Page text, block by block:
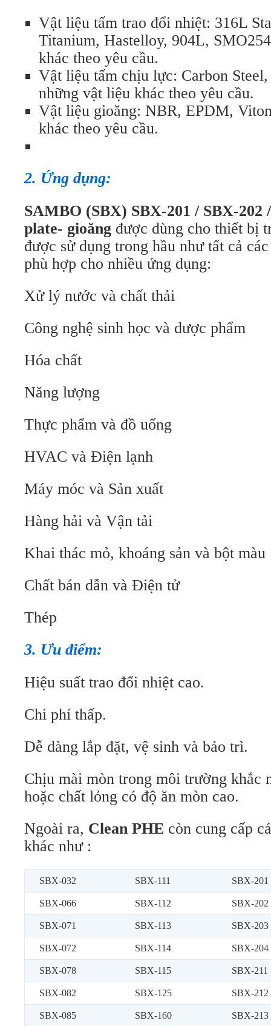
Vật liệu tấm trao đổi nhiệt: 316L
Titanium, Hastelloy, 904L,
khác theo yêu cầu.
Vật liệu tấm chịu lực: Carbon Steel,
những vật liệu khác theo yêu cầu.
Vật liệu gioăng: NBR, EPDM,
khác theo yêu cầu.
2. Ứng dụng:
SAMBO (SBX) SBX-201 / SBX-202
plate- gioăng được dùng cho thiết bị
được sử dụng trong hầu như tất cả
phù hợp cho nhiều ứng dụng:
Xử lý nước và chất thải
Công nghệ sinh học và dược phẩm
Hóa chất
Năng lượng
Thực phẩm và đồ uống
HVAC và Điện lạnh
Máy móc và Sản xuất
Hàng hải và Vận tải
Khai thác mỏ, khoáng sản và bột màu
Chất bán dẫn và Điện tử
Thép
3. Ưu điểm:
Hiệu suất trao đổi nhiệt cao.
Chi phí thấp.
Dễ dàng lắp đặt, vệ sinh và bảo trì.
Chịu mài mòn trong môi trường khắc
hoặc chất lỏng có độ ăn mòn cao.
Ngoài ra, Clean PHE còn cung cấp
khác như :
SBX-032 SBX-111 SBX-201
SBX-066 SBX-112 SBX-202
SBX-071 SBX-113 SBX-203
SBX-072 SBX-114 SBX-204
SBX-078 SBX-115 SBX-211
SBX-082 SBX-125 SBX-212
SBX-085 SBX-160 SBX-213